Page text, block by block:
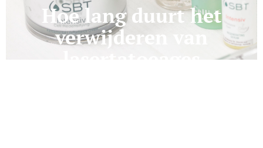
Hoe lang duurt het
verwijderen van